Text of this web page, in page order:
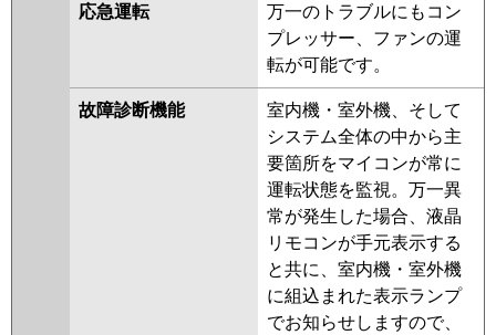
応急運転
万一のトラブルにもコン
プレッサー、ファンの運
転が可能です。
故障診断機能
室内機・室外機、そして
システム全体の中から主
要箇所をマイコンが常に
運転状態を監視。万一異
常が発生した場合、液晶
リモコンが手元表示する
と共に、室内機・室外機
に組込まれた表示ランプ
でお知らせしますので、